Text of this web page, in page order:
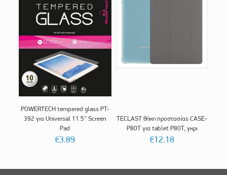
POWERTECH tempered glass PT-
392 για Universal 11.5″ Screen
Pad
€3.89
TECLAST θήκη προστασίας CASE-
P80T για tablet P80T, γκρι
€12.18